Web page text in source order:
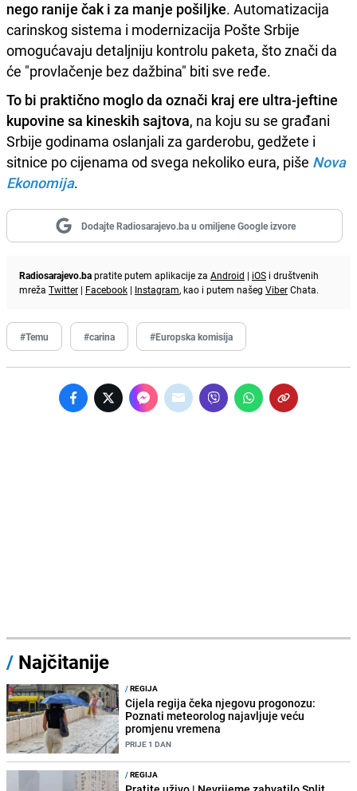
nego ranije čak i za manje pošiljke. Automatizacija
carinskog sistema i modernizacija Pošte Srbije
omogućavaju detaljniju kontrolu paketa, što znači da
će "provlačenje bez dažbina" biti sve ređe.
To bi praktično moglo da označi kraj ere ultra-jeftine
kupovine sa kineskih sajtova, na koju su se građani
Srbije godinama oslanjali za garderobu, gedžete i
sitnice po cijenama od svega nekoliko eura, piše Nova
Ekonomija.
Dodajte Radiosarajevo.ba u omiljene Google izvore
Radiosarajevo.bapratite putem aplikacije za Android | iOS i društvenih
mreža Twitter | Facebook | Instagram, kao i putem našeg ViberChata.
#Temu #carina #Europska komisija
/ Najčitanije
/REGIJA
Cijela regija čeka njegovu progonozu:
Poznati meteorolog najavljuje veću
promjenu vremena
PRIJE 1 DAN
/REGIJA